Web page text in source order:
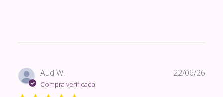
Aud W.
Compra verificada
22/06/26